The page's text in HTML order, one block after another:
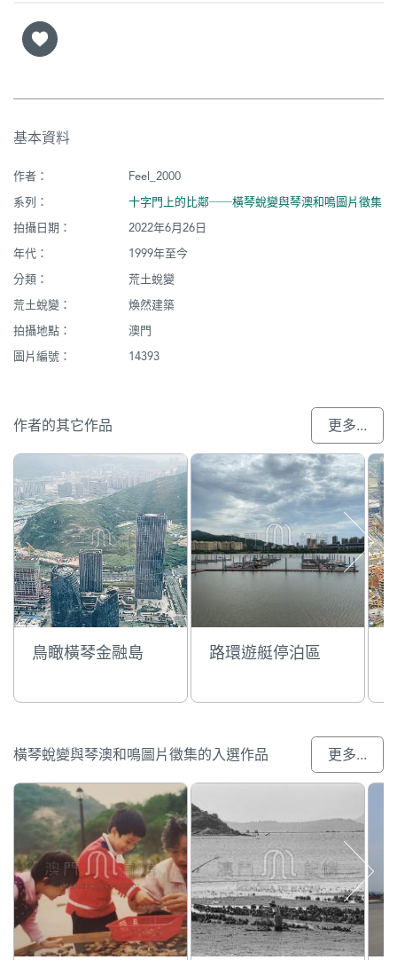
街
基本資料
作者：
Feel_2000
系列：
十字門上的比鄰──橫琴蛻變與琴澳和鳴圖片徵集
拍攝日期：
2022年6月26日
年代：
1999年至今
分類：
荒土蛻變
荒土蛻變：
煥然建築
拍攝地點：
澳門
圖片編號：
14393
作者的其它作品 更多...
鳥瞰橫琴金融島 路環遊艇停泊區
橫琴蛻變與琴澳和鳴圖片徵集的入選作品 更多...